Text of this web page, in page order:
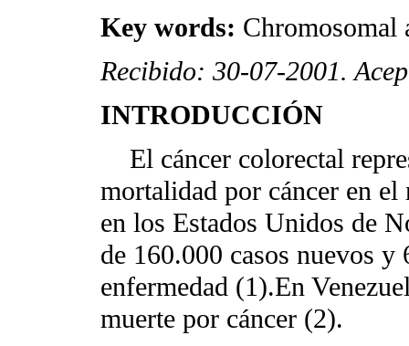
Key words: Chromosomal
Recibido: 30-07-2001.
INTRODUCCIÓN
El cáncer colorectal
mortalidad por cáncer en
en los Estados Unidos de
de 160.000 casos nuevos y
enfermedad (1).En
muerte por cáncer (2).